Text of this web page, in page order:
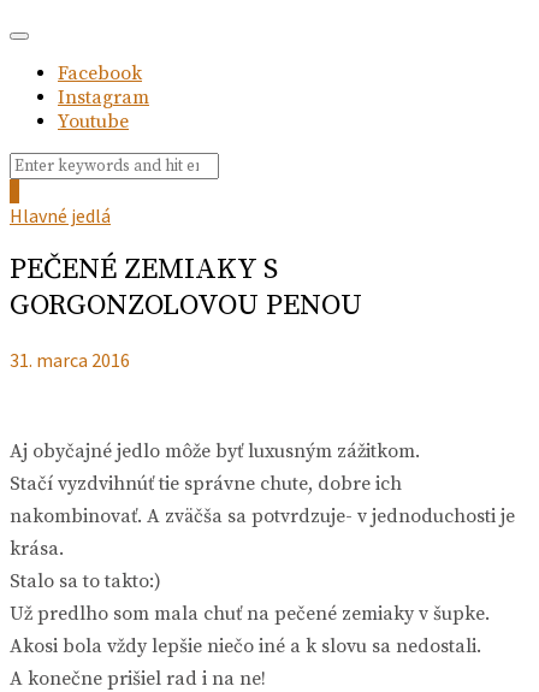
Facebook
Instagram
Youtube
Search
Search
for:
Hlavné jedlá
PEČENÉ ZEMIAKY S
GORGONZOLOVOU PENOU
31. marca 2016
Aj obyčajné jedlo môže byť luxusným zážitkom.
Stačí vyzdvihnúť tie správne chute, dobre ich
nakombinovať. A zväčša sa potvrdzuje- v jednoduchosti je
krása.
Stalo sa to takto:)
Už predlho som mala chuť na pečené zemiaky v šupke.
Akosi bola vždy lepšie niečo iné a k slovu sa nedostali.
A konečne prišiel rad i na ne!